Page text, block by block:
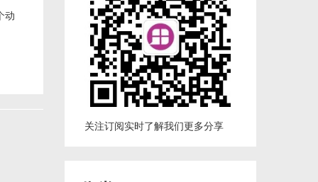
动
关注订阅实时了解我们更多分享